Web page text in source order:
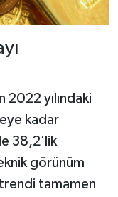
2022 yılındaki
kadar
38,2’lik
görünüm
trendi tamamen